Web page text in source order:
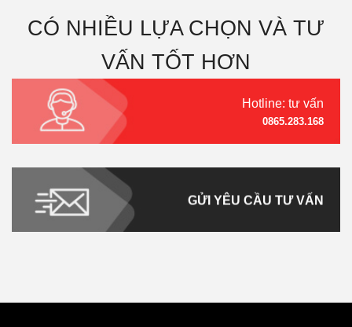
CÓ NHIỀU LỰA CHỌN VÀ TƯ
VẤN TỐT HƠN
Hotline: tư vấn
0865.283.168
GỬI YÊU CẦU TƯ VẤN